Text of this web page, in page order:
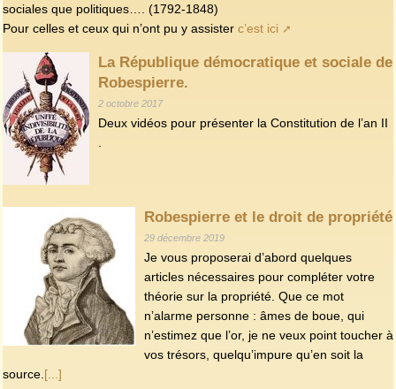
sociales que politiques…. (1792-1848)
Pour celles et ceux qui n’ont pu y assister c’est ici
La République démocratique et sociale de
Robespierre.
2 octobre 2017
Deux vidéos pour présenter la Constitution de l’an II
Robespierre et le droit de propriété
29 décembre 2019
Je vous proposerai d’abord quelques
articles nécessaires pour compléter votre
théorie sur la propriété. Que ce mot
n’alarme personne : âmes de boue, qui
n’estimez que l’or, je ne veux point toucher à
vos trésors, quelqu’impure qu’en soit la
source. [...]